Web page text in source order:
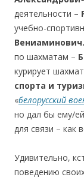
деятельности –
учебно-
Вениаминович.
по шахматам –
курирует
спорта и
«белорусский
но дал бы ему/
для связи – как
Удивительно,
поведению